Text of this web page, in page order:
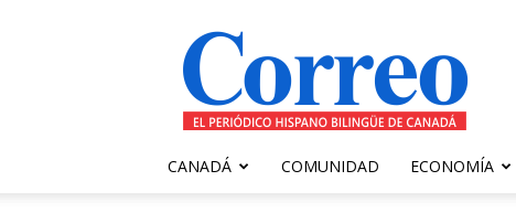
Correo
Canadiense
CANADÁ COMUNIDAD ECONOMÍA